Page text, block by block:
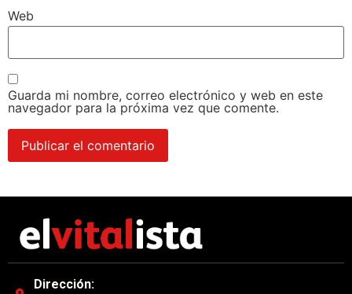
Web
Guarda mi nombre, correo electrónico y web en este
navegador para la próxima vez que comente.
Dirección: